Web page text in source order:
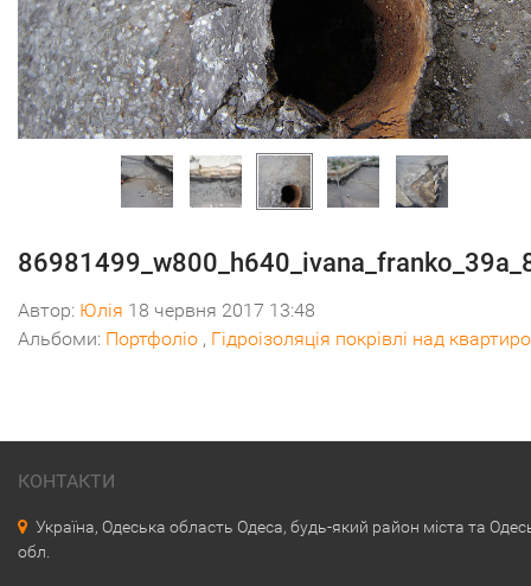
Автор: Юлія 18 червня 2017 13:48
Альбоми: Портфоліо , Гідроізоляція покрівлі над
КОНТАКТИ
Україна, Одеська область Одеса, будь-який район міста та
обл.